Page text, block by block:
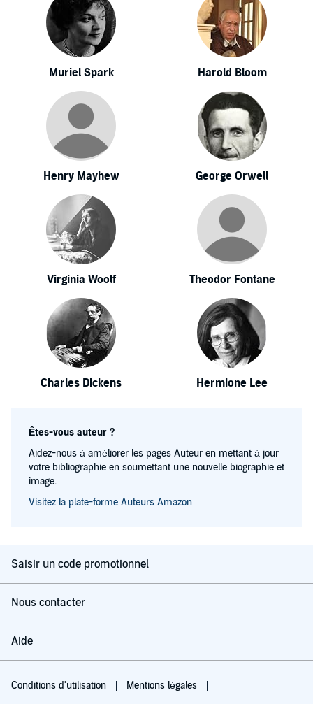
Muriel Spark Harold Bloom
Henry Mayhew George Orwell
Virginia Woolf Theodor Fontane
Charles Dickens Hermione Lee
Êtes-vous auteur ?
Aidez-nous à améliorer les pages Auteur en mettant à jour
votre bibliographie en soumettant une nouvelle biographie et
image.
Visitez la plate-forme Auteurs Amazon
Saisir un code promotionnel
Nous contacter
Aide
Conditions d'utilisation Mentions légales